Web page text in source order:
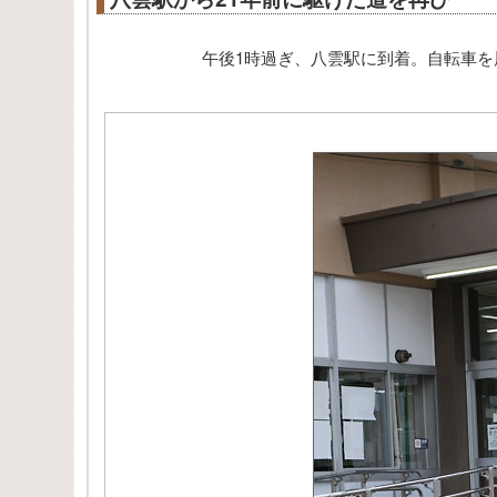
午後1時過ぎ、八雲駅に到着。自転車